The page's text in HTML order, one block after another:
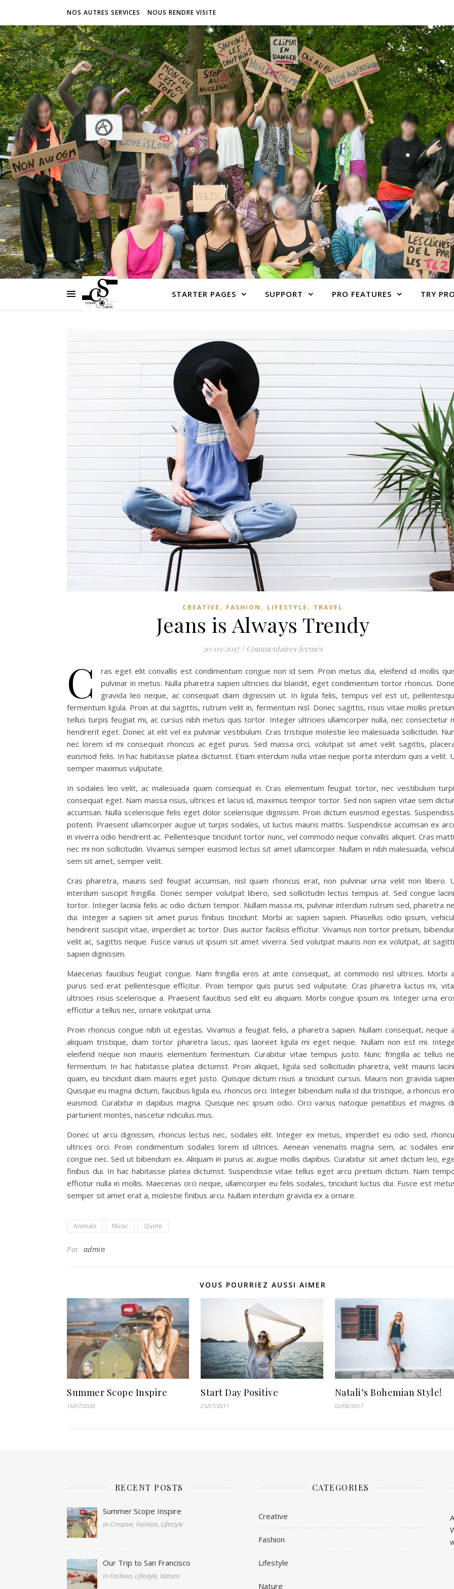
NOS AUTRES SERVICES NOUS RENDRE VISITE
STARTER PAGES SUPPORT PRO FEATURES TRY PRO
CREATIVE , FASHION , LIFESTYLE , TRAVEL
Jeans is Always Trendy
20/03/2017 / Commentaires ferméssur Jeans is Always Trendy
C
ras eget elit convallis est condimentum congue non id sem. Proin metus dui, eleifend id mollis
pulvinar in metus. Nulla pharetra sapien ultricies dui blandit, eget condimentum tortor rhoncus.
gravida leo neque, ac consequat diam dignissim ut. In ligula felis, tempus vel est ut,
fermentum ligula. Proin at dui sagittis, rutrum velit in, fermentum nisl. Donec sagittis, risus vitae mollis
tellus turpis feugiat mi, ac cursus nibh metus quis tortor. Integer ultricies ullamcorper nulla, nec consectetur
hendrerit eget. Donec at elit vel ex pulvinar vestibulum. Cras tristique molestie leo malesuada sollicitudin.
nec lorem id mi consequat rhoncus ac eget purus. Sed massa orci, volutpat sit amet velit sagittis,
euismod felis. In hac habitasse platea dictumst. Etiam interdum nulla vitae neque porta interdum quis a velit.
semper maximus vulputate.
In sodales leo velit, ac malesuada quam consequat in. Cras elementum feugiat tortor, nec vestibulum
consequat eget. Nam massa risus, ultrices et lacus id, maximus tempor tortor. Sed non sapien vitae sem
accumsan. Nulla scelerisque felis eget dolor scelerisque dignissim. Proin dictum euismod egestas.
potenti. Praesent ullamcorper augue ut turpis sodales, ut luctus mauris mattis. Suspendisse accumsan ex
in viverra odio hendrerit ac. Pellentesque tincidunt tortor nunc, vel commodo neque convallis aliquet. Cras
nec mi non sollicitudin. Vivamus semper euismod lectus sit amet ullamcorper. Nullam in nibh malesuada,
sem sit amet, semper velit.
Cras pharetra, mauris sed feugiat accumsan, nisl quam rhoncus erat, non pulvinar urna velit non libero.
interdum suscipit fringilla. Donec semper volutpat libero, sed sollicitudin lectus tempus at. Sed congue
tortor. Integer lacinia felis ac odio dictum tempor. Nullam massa mi, pulvinar interdum rutrum sed, pharetra
dui. Integer a sapien sit amet purus finibus tincidunt. Morbi ac sapien sapien. Phasellus odio ipsum,
hendrerit suscipit vitae, imperdiet ac tortor. Duis auctor facilisis efficitur. Vivamus non tortor pretium,
velit ac, sagittis neque. Fusce varius ut ipsum sit amet viverra. Sed volutpat mauris non ex volutpat, at
sapien dignissim.
Maecenas faucibus feugiat congue. Nam fringilla eros at ante consequat, at commodo nisl ultrices. Morbi
purus sed erat pellentesque efficitur. Proin tempor quis purus sed vulputate. Cras pharetra luctus mi,
ultricies risus scelerisque a. Praesent faucibus sed elit eu aliquam. Morbi congue ipsum mi. Integer urna
efficitur a tellus nec, ornare volutpat urna.
Proin rhoncus congue nibh ut egestas. Vivamus a feugiat felis, a pharetra sapien. Nullam consequat, neque
aliquam tristique, diam tortor pharetra lacus, quis laoreet ligula mi eget neque. Nullam non est mi.
eleifend neque non mauris elementum fermentum. Curabitur vitae tempus justo. Nunc fringilla ac tellus
fermentum. In hac habitasse platea dictumst. Proin aliquet, ligula sed sollicitudin pharetra, velit mauris
quam, eu tincidunt diam mauris eget justo. Quisque dictum risus a tincidunt cursus. Mauris non gravida
Quisque eu magna dictum, faucibus ligula eu, rhoncus orci. Integer bibendum nulla id dui tristique, a rhoncus
euismod. Curabitur in dapibus magna. Quisque nec ipsum odio. Orci varius natoque penatibus et magnis
parturient montes, nascetur ridiculus mus.
Donec ut arcu dignissim, rhoncus lectus nec, sodales elit. Integer ex metus, imperdiet eu odio sed,
ultrices orci. Proin condimentum sodales lorem id ultrices. Aenean venenatis magna sem, ac sodales
congue nec. Sed ut bibendum ex. Aliquam in purus ac augue mollis dapibus. Curabitur sit amet dictum leo,
finibus dui. In hac habitasse platea dictumst. Suspendisse vitae tellus eget arcu pretium dictum. Nam
efficitur nulla in mollis. Maecenas orci neque, ullamcorper eu felis sodales, tincidunt luctus dui. Fusce est
semper sit amet erat a, molestie finibus arcu. Nullam interdum gravida ex a ornare.
Animals Music Quote
Par admin
VOUS POURRIEZ AUSSI AIMER
Summer Scope Inspire
16/07/2020
Start Day Positive
25/07/2017
Natali’s Bohemian Style!
02/08/2017
RECENT POSTS
Summer Scope Inspire
In Creative, Fashion, Lifestyle
Our Trip to San Francisco
In Fashion, Lifestyle, Nature
CATEGORIES
Creative
Fashion
Lifestyle
Nature